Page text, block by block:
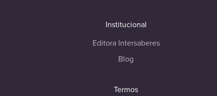
Institucional
Editora Intersaberes
Blog
Termos